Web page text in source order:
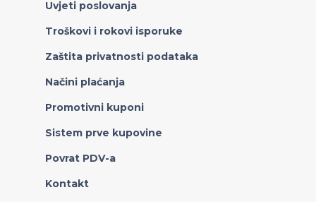
Uvjeti poslovanja
Troškovi i rokovi isporuke
Zaštita privatnosti podataka
Načini plaćanja
Promotivni kuponi
Sistem prve kupovine
Povrat PDV-a
Kontakt